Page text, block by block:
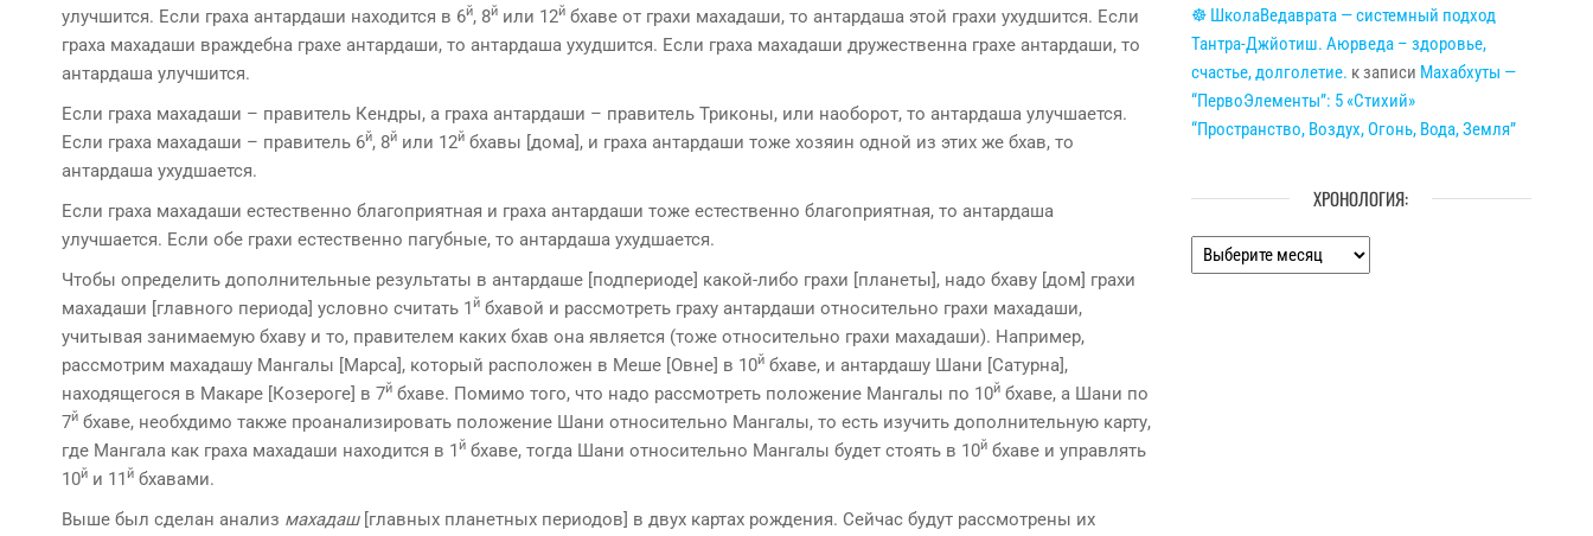
улучшится. Если граха антардаши находится в 6й, 8й или 12й бхаве от грахи махадаши, то антардаша этой грахи ухудшится. Если
граха махадаши враждебна грахе антардаши, то антардаша ухуд­шится. Если граха махадаши дружественна грахе антардаши, то
антардаша улучшится.
Если граха махадаши – правитель Кенд­ры, а граха антардаши – правитель Триконы, или наоборот, то антардаша улучшается.
Если граха махадаши – правитель 6й, 8й или 12й бхавы [дома], и граха антардаши тоже хозяин одной из этих же бхав, то
антардаша ухудшается.
Если граха махадаши естественно благопри­ятная и граха антардаши тоже естественно благопри­ятная, то антардаша
улучшается. Если обе грахи естественно пагубные, то антардаша ухудшается.
Чтобы определить дополнительные результаты в антардаше [под­периоде] какой-либо грахи [планеты], надо бхаву [дом] грахи
махадаши [главного периода] условно считать 1й бхавой и рассмотреть граху антардаши отно­сительно грахи махадаши,
учитывая занимаемую бхаву и то, правителем каких бхав она является (тоже отно­сительно грахи махадаши). Например,
рассмотрим махадашу Мангалы [Марса], который расположен в Меше [Овне] в 10й бхаве, и антардашу Шани [Сатурна],
находящегося в Макаре [Козероге] в 7й бхаве. Помимо того, что надо рассмотреть положение Мангалы по 10й бхаве, а Шани по
7й бхаве, необхдимо также проанализировать положение Шани относительно Мангалы, то есть изучить дополнительную карту,
где Мангала как граха махадаши нахо­дится в 1й бхаве, тогда Шани относительно Мангалы будет стоять в 10й бхаве и управлять
10й и 11й бхавами.
Выше был сделан анализ махадаш[главных планетных периодов] в двух картах рождения. Сейчас будут рассмотрены их
☸ ШколаВедаврата — системный подход
Тантра-Джйотиш. Аюрведа – здоровье,
счастье, долголетие. к записи Махабхуты —
“ПервоЭлементы”: 5 «Стихий»
“Пространство, Воздух, Огонь, Вода, Земля”
ХРОНОЛОГИЯ:
Хронология: